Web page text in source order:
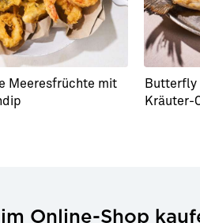
Meeresfrüchte mit
Butterfly
Kräuter-
Online-Shop